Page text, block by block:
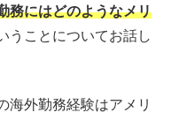
務にはどのようなメリ
うことについてお話し
海外勤務経験はアメリ